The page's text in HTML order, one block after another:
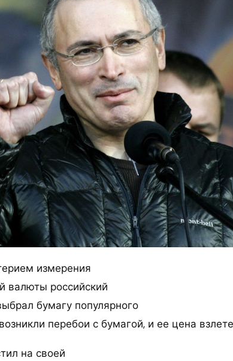
измерения
валюты российский
бумагу популярного
перебои с бумагой, и ее цена
на своей